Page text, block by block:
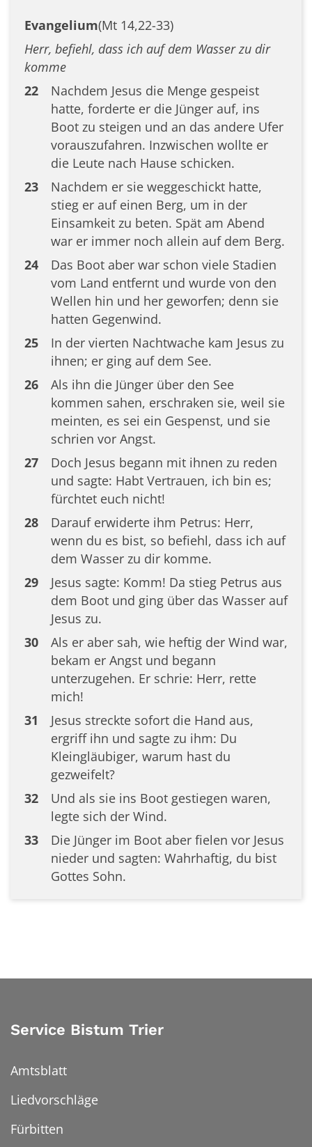
Evangelium(Mt 14,22-33)
Herr, befiehl, dass ich auf dem Wasser zu dir
komme
22
Nachdem Jesus die Menge gespeist
hatte, forderte er die Jünger auf, ins
Boot zu steigen und an das andere Ufer
vorauszufahren. Inzwischen wollte er
die Leute nach Hause schicken.
23
Nachdem er sie weggeschickt hatte,
stieg er auf einen Berg, um in der
Einsamkeit zu beten. Spät am Abend
war er immer noch allein auf dem Berg.
24
Das Boot aber war schon viele Stadien
vom Land entfernt und wurde von den
Wellen hin und her geworfen; denn sie
hatten Gegenwind.
25
In der vierten Nachtwache kam Jesus zu
ihnen; er ging auf dem See.
26
Als ihn die Jünger über den See
kommen sahen, erschraken sie, weil sie
meinten, es sei ein Gespenst, und sie
schrien vor Angst.
27
Doch Jesus begann mit ihnen zu reden
und sagte: Habt Vertrauen, ich bin es;
fürchtet euch nicht!
28
Darauf erwiderte ihm Petrus: Herr,
wenn du es bist, so befiehl, dass ich auf
dem Wasser zu dir komme.
29
Jesus sagte: Komm! Da stieg Petrus aus
dem Boot und ging über das Wasser auf
Jesus zu.
30
Als er aber sah, wie heftig der Wind war,
bekam er Angst und begann
unterzugehen. Er schrie: Herr, rette
mich!
31
Jesus streckte sofort die Hand aus,
ergriff ihn und sagte zu ihm: Du
Kleingläubiger, warum hast du
gezweifelt?
32
Und als sie ins Boot gestiegen waren,
legte sich der Wind.
33
Die Jünger im Boot aber fielen vor Jesus
nieder und sagten: Wahrhaftig, du bist
Gottes Sohn.
Service Bistum Trier
Amtsblatt
Liedvorschläge
Fürbitten